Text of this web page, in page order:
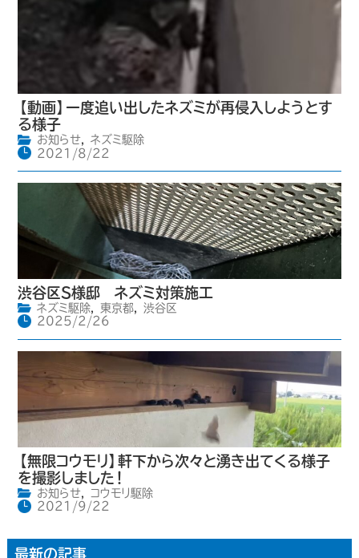
【動画】一度追い出したネズミが再侵入しようとす
る様子
お知らせ,
ネズミ駆除
2021/8/22
渋谷区S様邸 ネズミ対策施工
ネズミ駆除, 東京都,
渋谷区
2025/2/26
【無限コウモリ】軒下から次々と湧き出てくる様子
を撮影しました！
お知らせ,
コウモリ駆除
2021/9/22
最新の記事